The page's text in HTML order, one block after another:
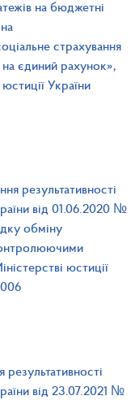
на бюджетні
страхування
єдиний рахунок»,
України
результативності
від 01.06.2020 №
обміну
юстиції
результативності
від 23.07.2021 №